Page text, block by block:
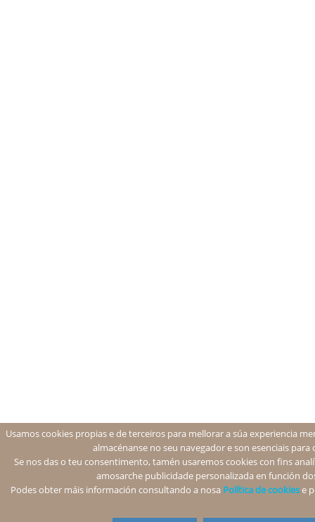
Usamos cookies propias e de terceiros para mellorar a súa experiencia
almacénanse no seu navegador e son esenciais
Se nos das o teu consentimento, tamén usaremos cookies con fins
amosarche publicidade personalizada en función
Podes obter máis información consultando a nosa Política de cookiese